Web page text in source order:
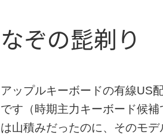
なぞの髭剃り
アップルキーボードの有線US
です（時期主力キーボード候
は山積みだったのに、そのモ